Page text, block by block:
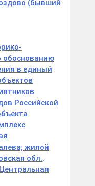
(бывший
обоснованию
в единый
Российской
жилой
обл.,